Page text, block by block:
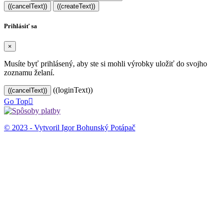
((cancelText)) ((createText))
Prihlásiť sa
×
Musíte byť prihlásený, aby ste si mohli výrobky uložiť do svojho
zoznamu želaní.
((cancelText))
((loginText))
Go Top
© 2023 - Vytvoril Igor Bohunský Potápač